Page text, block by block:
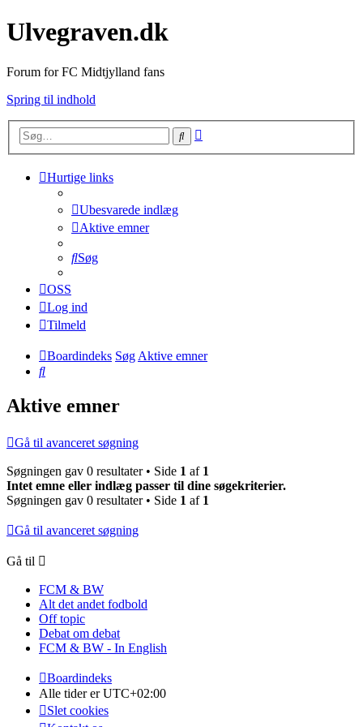
Ulvegraven.dk
Forum for FC Midtjylland fans
Spring til indhold
Søg
Hurtige links
Ubesvarede indlæg
Aktive emner
Søg
OSS
Log ind
Tilmeld
Boardindeks SøgAktive emner
Søg
Aktive emner
Gå til avanceret søgning
Søgningen gav 0 resultater • Side 1 af 1
Intet emne eller indlæg passer til dine søgekriterier.
Søgningen gav 0 resultater • Side 1 af 1
Gå til avanceret søgning
Gå til
FCM & BW
Alt det andet fodbold
Off topic
Debat om debat
FCM & BW - In English
Boardindeks
Alle tider erUTC+02:00
Slet cookies